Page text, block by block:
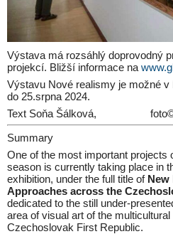
Výstava má rozsáhlý doprovodný
projekcí. Bližší informace na
Výstavu Nové realismy je možné
do 25.srpna 2024.
Text Soňa Šálková, foto©
Summary
One of the most important projects
season is currently taking place in
exhibition, under the full title of New
Approaches across the
dedicated to the still under-
area of visual art of the
Czechoslovak First Republic.